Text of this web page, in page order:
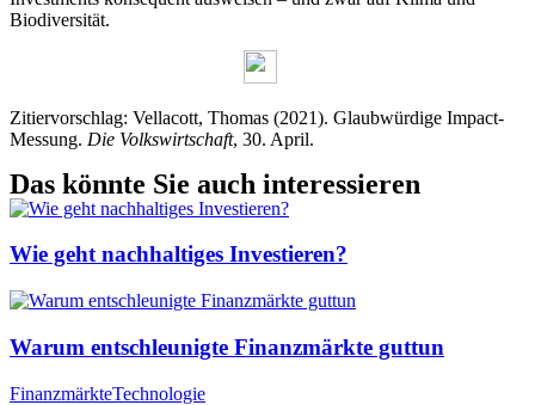
Biodiversität.
Zitiervorschlag: Vellacott, Thomas (2021). Glaubwürdige Impact-
Messung. Die Volkswirtschaft, 30. April.
Das könnte Sie auch interessieren
Wie geht nachhaltiges Investieren?
Warum entschleunigte Finanzmärkte guttun
FinanzmärkteTechnologie